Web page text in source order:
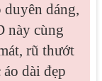
dáng,
này cùng
rũ thướt
dài đẹp